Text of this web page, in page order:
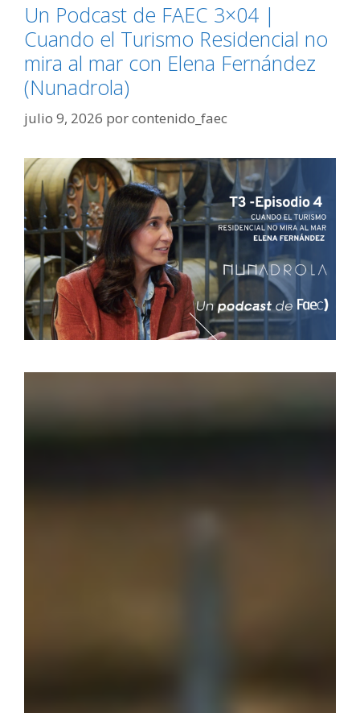
Un Podcast de FAEC 3×04 |
Cuando el Turismo Residencial no
mira al mar con Elena Fernández
(Nunadrola)
julio 9, 2026 porcontenido_faec